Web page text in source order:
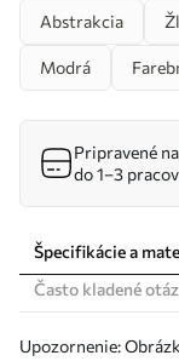
Abstrakcia
Modrá
Pripravené
do 1–3
Špecifikácie a
Často kladené
Upozornenie: